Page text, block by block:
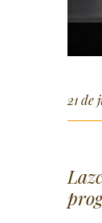
21 de